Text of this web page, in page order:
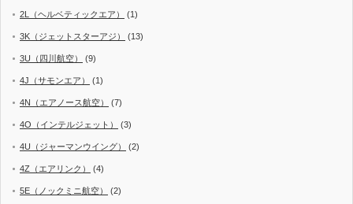
2L（ヘルベティックエア） (1)
3K（ジェットスターアジ） (13)
3U（四川航空） (9)
4J（サモンエア） (1)
4N（エアノース航空） (7)
4O（インテルジェット） (3)
4U（ジャーマンウイング） (2)
4Z（エアリンク） (4)
5E（ノックミニ航空） (2)